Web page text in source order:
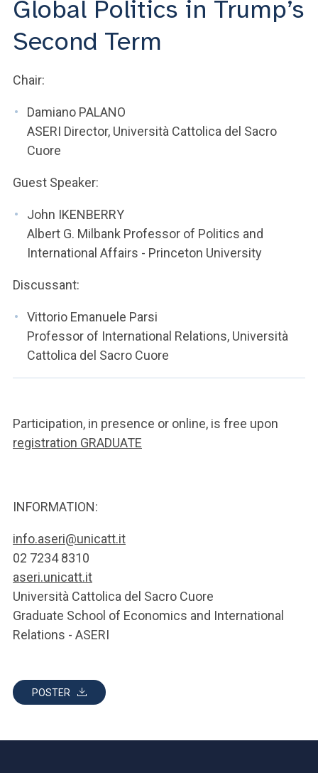
SEI UN DOCENTE O UN MEMBRO DELLO STAFF
Global Politics in Trump’s
Second Term
Chair:
Damiano PALANO
ASERI Director, Università Cattolica del Sacro
Cuore
Guest Speaker:
John IKENBERRY
Albert G. Milbank Professor of Politics and
International Affairs - Princeton University
Discussant:
Vittorio Emanuele Parsi
Professor of International Relations, Università
Cattolica del Sacro Cuore
Participation, in presence or online, is free upon
registration GRADUATE
INFORMATION:
info.aseri@unicatt.it
02 7234 8310
aseri.unicatt.it
Università Cattolica del Sacro Cuore
Graduate School of Economics and International
Relations - ASERI
POSTER